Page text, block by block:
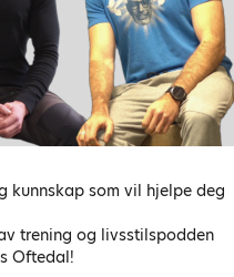
kunnskap som vil hjelpe deg
trening og livsstilspodden
Oftedal!